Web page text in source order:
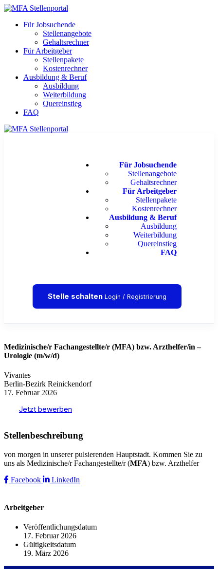
Für Jobsuchende
Stellenangebote
Gehaltsrechner
Für Arbeitgeber
Stellenpakete
Kostenrechner
Ausbildung & Beruf
Ausbildung
Weiterbildung
Quereinstieg
FAQ
Für Jobsuchende
Stellenangebote
Gehaltsrechner
Für Arbeitgeber
Stellenpakete
Kostenrechner
Ausbildung & Beruf
Ausbildung
Weiterbildung
Quereinstieg
FAQ
Stelle schalten Login / Registrierung
Medizinische/r Fachangestellte/r (MFA) bzw. Arzthelfer/in –
Urologie (m/w/d)
Vivantes
Berlin-Bezirk Reinickendorf
17. Februar 2026
Jetzt bewerben
Stellenbeschreibung
von morgen in unserer pulsierenden Hauptstadt. Kommen Sie zu
uns als Medizinische/r Fachangestellte/r (MFA) bzw. Arzthelfer
Facebook
LinkedIn
Arbeitgeber
Veröffentlichungsdatum
17. Februar 2026
Gültigkeitsdatum
19. März 2026